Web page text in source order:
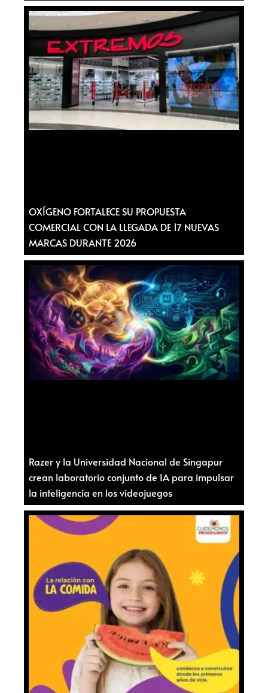
OXÍGENO FORTALECE SU PROPUESTA
COMERCIAL CON LA LLEGADA DE 17 NUEVAS
MARCAS DURANTE 2026
Razer y la Universidad Nacional de Singapur
crean laboratorio conjunto de IA para impulsar
la inteligencia en los videojuegos